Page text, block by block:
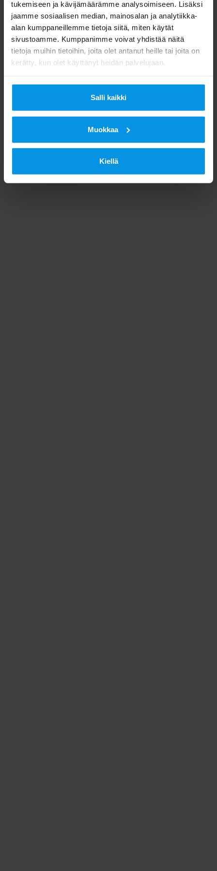
tukemiseen ja kävijämäärämme analysoimiseen. Lisäksi
jaamme sosiaalisen median, mainosalan ja analytiikka-
alan kumppaneillemme tietoja siitä, miten käytät
sivustoamme. Kumppanimme voivat yhdistää näitä
tietoja muihin tietoihin, joita olet antanut heille tai joita on
kerätty, kun olet käyttänyt heidän palvelujaan.
Salli kaikki
Muokkaa
Kiellä
Digita pahoittelee viasta aiheutuvaa haittaa.